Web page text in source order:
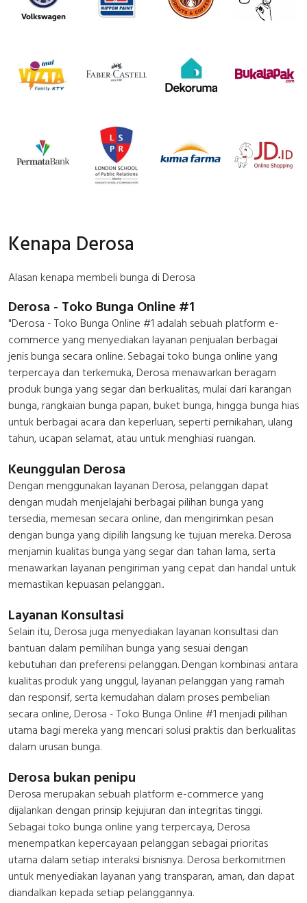
Kenapa Derosa
Alasan kenapa membeli bunga di Derosa
Derosa - Toko Bunga Online #1
"Derosa - Toko Bunga Online #1 adalah sebuah platform e-
commerce yang menyediakan layanan penjualan berbagai
jenis bunga secara online. Sebagai toko bunga online yang
terpercaya dan terkemuka, Derosa menawarkan beragam
produk bunga yang segar dan berkualitas, mulai dari karangan
bunga, rangkaian bunga papan, buket bunga, hingga bunga hias
untuk berbagai acara dan keperluan, seperti pernikahan, ulang
tahun, ucapan selamat, atau untuk menghiasi ruangan.
Keunggulan Derosa
Dengan menggunakan layanan Derosa, pelanggan dapat
dengan mudah menjelajahi berbagai pilihan bunga yang
tersedia, memesan secara online, dan mengirimkan pesan
dengan bunga yang dipilih langsung ke tujuan mereka. Derosa
menjamin kualitas bunga yang segar dan tahan lama, serta
menawarkan layanan pengiriman yang cepat dan handal untuk
memastikan kepuasan pelanggan..
Layanan Konsultasi
Selain itu, Derosa juga menyediakan layanan konsultasi dan
bantuan dalam pemilihan bunga yang sesuai dengan
kebutuhan dan preferensi pelanggan. Dengan kombinasi antara
kualitas produk yang unggul, layanan pelanggan yang ramah
dan responsif, serta kemudahan dalam proses pembelian
secara online, Derosa - Toko Bunga Online #1 menjadi pilihan
utama bagi mereka yang mencari solusi praktis dan berkualitas
dalam urusan bunga.
Derosa bukan penipu
Derosa merupakan sebuah platform e-commerce yang
dijalankan dengan prinsip kejujuran dan integritas tinggi.
Sebagai toko bunga online yang terpercaya, Derosa
menempatkan kepercayaan pelanggan sebagai prioritas
utama dalam setiap interaksi bisnisnya. Derosa berkomitmen
untuk menyediakan layanan yang transparan, aman, dan dapat
diandalkan kepada setiap pelanggannya.